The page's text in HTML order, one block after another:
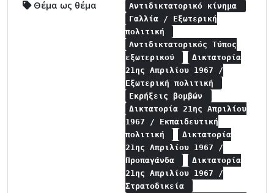
Θέμα ως θέμα
Αντιδικτατορικό κίνημα
Γαλλία / Εξωτερική
πολιτική
Αντιδικτατορικός Τύπος
εξωτερικού
Δικτατορία
21ης Απριλίου 1967 /
Εξωτερική πολιτική
Εκρήξεις βομβών
Δικτατορία 21ης Απριλίου
1967 / Εκπαιδευτική
πολιτική
Δικτατορία
21ης Απριλίου 1967 /
Προπαγάνδα
Δικτατορία
21ης Απριλίου 1967 /
Στρατοδικεία